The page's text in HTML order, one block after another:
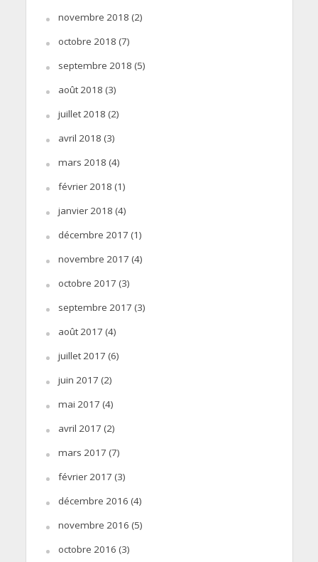
novembre 2018 (2)
octobre 2018 (7)
septembre 2018 (5)
août 2018 (3)
juillet 2018 (2)
avril 2018 (3)
mars 2018 (4)
février 2018 (1)
janvier 2018 (4)
décembre 2017 (1)
novembre 2017 (4)
octobre 2017 (3)
septembre 2017 (3)
août 2017 (4)
juillet 2017 (6)
juin 2017 (2)
mai 2017 (4)
avril 2017 (2)
mars 2017 (7)
février 2017 (3)
décembre 2016 (4)
novembre 2016 (5)
octobre 2016 (3)